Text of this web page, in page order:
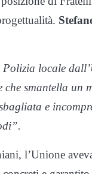
Polizia locale
che smantella un
e
l’Unione